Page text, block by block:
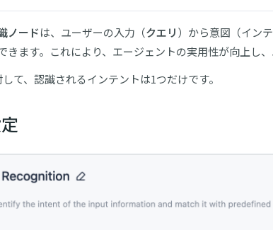
ノードは、ユーザーの入力（クエリ）から意図（イン
きます。これにより、エージェントの実用性が向上し
て、認識されるインテントは1つだけです。